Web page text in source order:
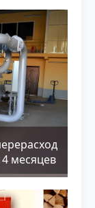
месяцев